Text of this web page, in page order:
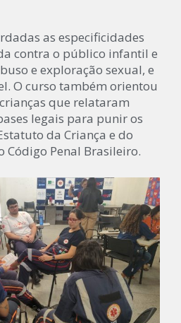
as especificidades
contra o público infantil e
e exploração sexual, e
O curso também orientou
que relataram
legais para punir os
da Criança e do
Código Penal Brasileiro.